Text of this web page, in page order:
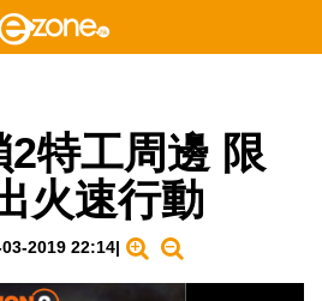
特工周邊 限
火速行動
03-2019 22:14|